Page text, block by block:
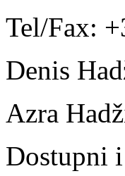
Tel/Fax:
Denis
Azra
Dostupni